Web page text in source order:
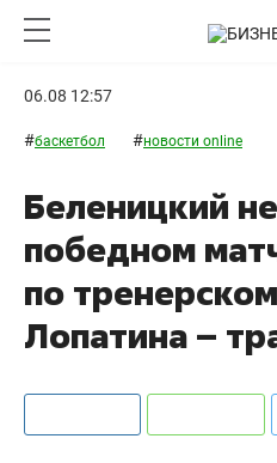
06.08 12:57
#баскетбол #новости online
Беленицкий
победном
по
Лопатина –